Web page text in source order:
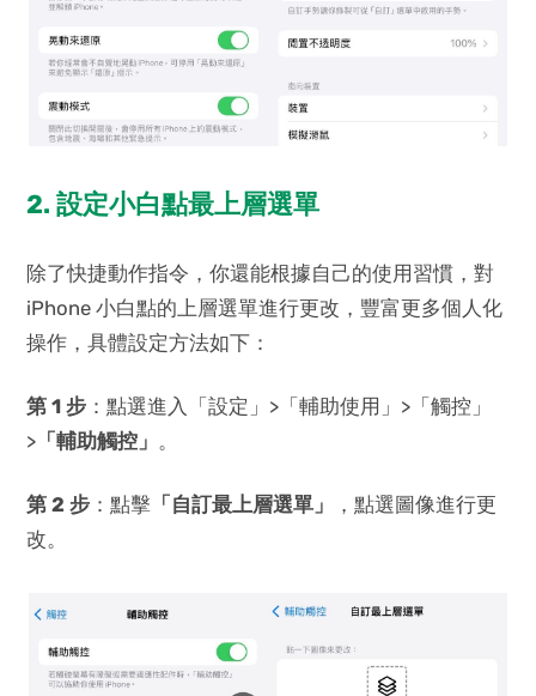
2. 設定小白點最上層選單
除了快捷動作指令，你還能根據自己的使用習慣，對
iPhone 小白點的上層選單進行更改，豐富更多個人化
操作，具體設定方法如下：
第 1 步 ：點選進入「設定」>「輔助使用」>「觸控」
> 「輔助觸控」 。
第 2 步 ：點擊 「自訂最上層選單」
，點選圖像進行更
改。